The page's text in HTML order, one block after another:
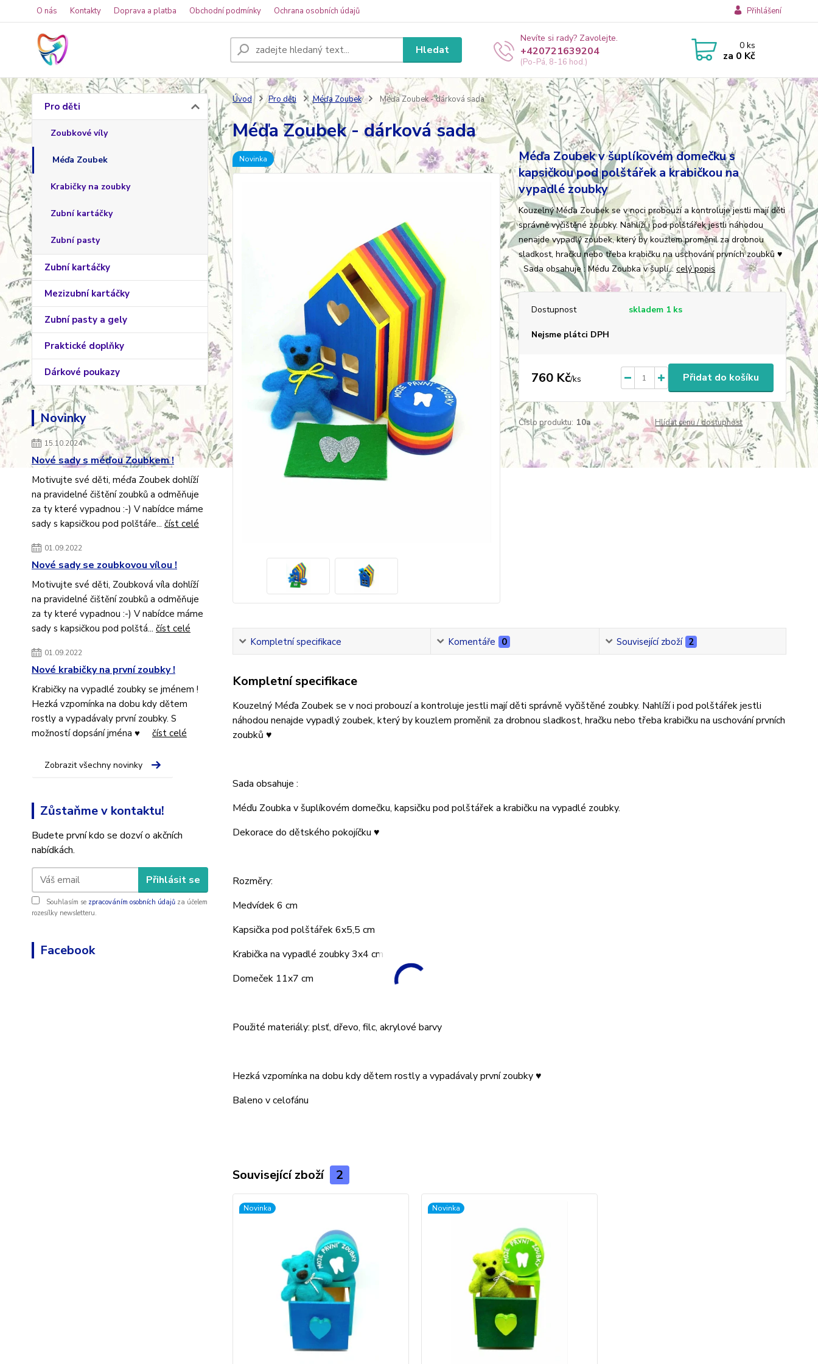
O nás Kontakty Doprava a platba Obchodní podmínky Ochrana osobních údajů Přihlášení
Hledat
Nevíte si rady? Zavolejte.
+420721639204
(Po-Pá, 8-16 hod.)
0ks
za 0 Kč
Pro děti
Zoubkové víly
Méďa Zoubek
Krabičky na zoubky
Zubní kartáčky
Zubní pasty
Zubní kartáčky
Mezizubní kartáčky
Zubní pasty a gely
Praktické doplňky
Dárkové poukazy
Novinky
15.10.2024
Nové sady s méďou Zoubkem !
Motivujte své děti, méďa Zoubek dohlíží
na pravidelné čištění zoubků a odměňuje
za ty které vypadnou :-) V nabídce máme
sady s kapsičkou pod polštáře... číst celé
01.09.2022
Nové sady se zoubkovou vílou !
Motivujte své děti, Zoubková víla dohlíží
na pravidelné čištění zoubků a odměňuje
za ty které vypadnou :-) V nabídce máme
sady s kapsičkou pod polštá... číst celé
01.09.2022
Nové krabičky na první zoubky !
Krabičky na vypadlé zoubky se jménem !
Hezká vzpomínka na dobu kdy dětem
rostly a vypadávaly první zoubky. S
možností dopsání jména ♥ číst celé
Zobrazit všechny novinky
Zůstaňme v kontaktu!
Budete první kdo se dozví o akčních
nabídkách.
Přihlásit se
Souhlasím se zpracováním osobních údajů za účelem
rozesílky newsletteru.
Facebook
Úvod Pro děti Méďa Zoubek Méďa Zoubek - dárková sada
Méďa Zoubek - dárková sada
Novinka
Méďa Zoubek v šuplíkovém domečku s
kapsičkou pod polštářek a krabičkou na
vypadlé zoubky
Kouzelný Méďa Zoubek se v noci probouzí a kontroluje jestli mají děti
správně vyčištěné zoubky. Nahlíží i pod polštářek jestli náhodou
nenajde vypadlý zoubek, který by kouzlem proměnil za drobnou
sladkost, hračku nebo třeba krabičku na uschování prvních zoubků ♥
Sada obsahuje : Méďu Zoubka v šuplí... celý popis
Dostupnost skladem 1 ks
Nejsme plátci DPH
760 Kč/ks Přidat do košíku
Číslo produktu: 10a Hlídat cenu / dostupnost
Kompletní specifikace Komentáře 0 Související zboží 2
Kompletní specifikace
Kouzelný Méďa Zoubek se v noci probouzí a kontroluje jestli mají děti správně vyčištěné zoubky. Nahlíží i pod polštářek jestli
náhodou nenajde vypadlý zoubek, který by kouzlem proměnil za drobnou sladkost, hračku nebo třeba krabičku na uschování prvních
zoubků ♥
Sada obsahuje :
Méďu Zoubka v šuplíkovém domečku, kapsičku pod polštářek a krabičku na vypadlé zoubky.
Dekorace do dětského pokojíčku ♥
Rozměry:
Medvídek 6 cm
Kapsička pod polštářek 6x5,5 cm
Krabička na vypadlé zoubky 3x4 cm
Domeček 11x7 cm
Použité materiály: plsť, dřevo, filc, akrylové barvy
Hezká vzpomínka na dobu kdy dětem rostly a vypadávaly první zoubky ♥
Baleno v celofánu
Související zboží 2
Novinka Novinka